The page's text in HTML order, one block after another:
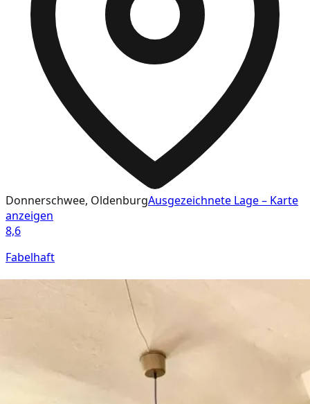
Donnerschwee, OldenburgAusgezeichnete Lage – Karte
anzeigen
8,6
Fabelhaft
81Bewertungen · Booking.com